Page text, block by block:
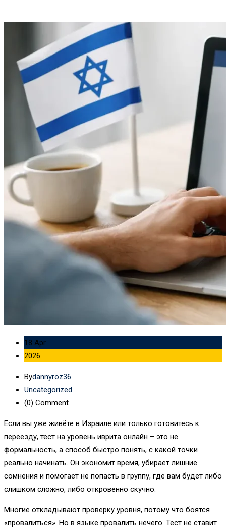
18 Apr
2026
Bydannyroz36
Uncategorized
(0) Comment
Если вы уже живёте в Израиле или только готовитесь к
переезду, тест на уровень иврита онлайн – это не
формальность, а способ быстро понять, с какой точки
реально начинать. Он экономит время, убирает лишние
сомнения и помогает не попасть в группу, где вам будет либо
слишком сложно, либо откровенно скучно.
Многие откладывают проверку уровня, потому что боятся
«провалиться». Но в языке провалить нечего. Тест не ставит